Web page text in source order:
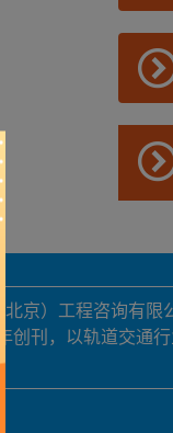
京）工程咨询有限
刊，以轨道交通